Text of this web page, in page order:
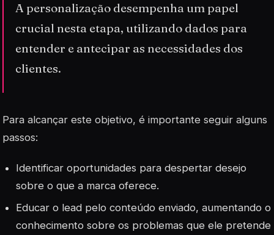
A personalização desempenha um papel
crucial nesta etapa, utilizando dados para
entender e antecipar as necessidades dos
clientes.
Para alcançar este objetivo, é importante seguir alguns
passos:
Identificar oportunidades para despertar desejo
sobre o que a marca oferece.
Educar o lead pelo conteúdo enviado, aumentando o
conhecimento sobre os problemas que ele pretende